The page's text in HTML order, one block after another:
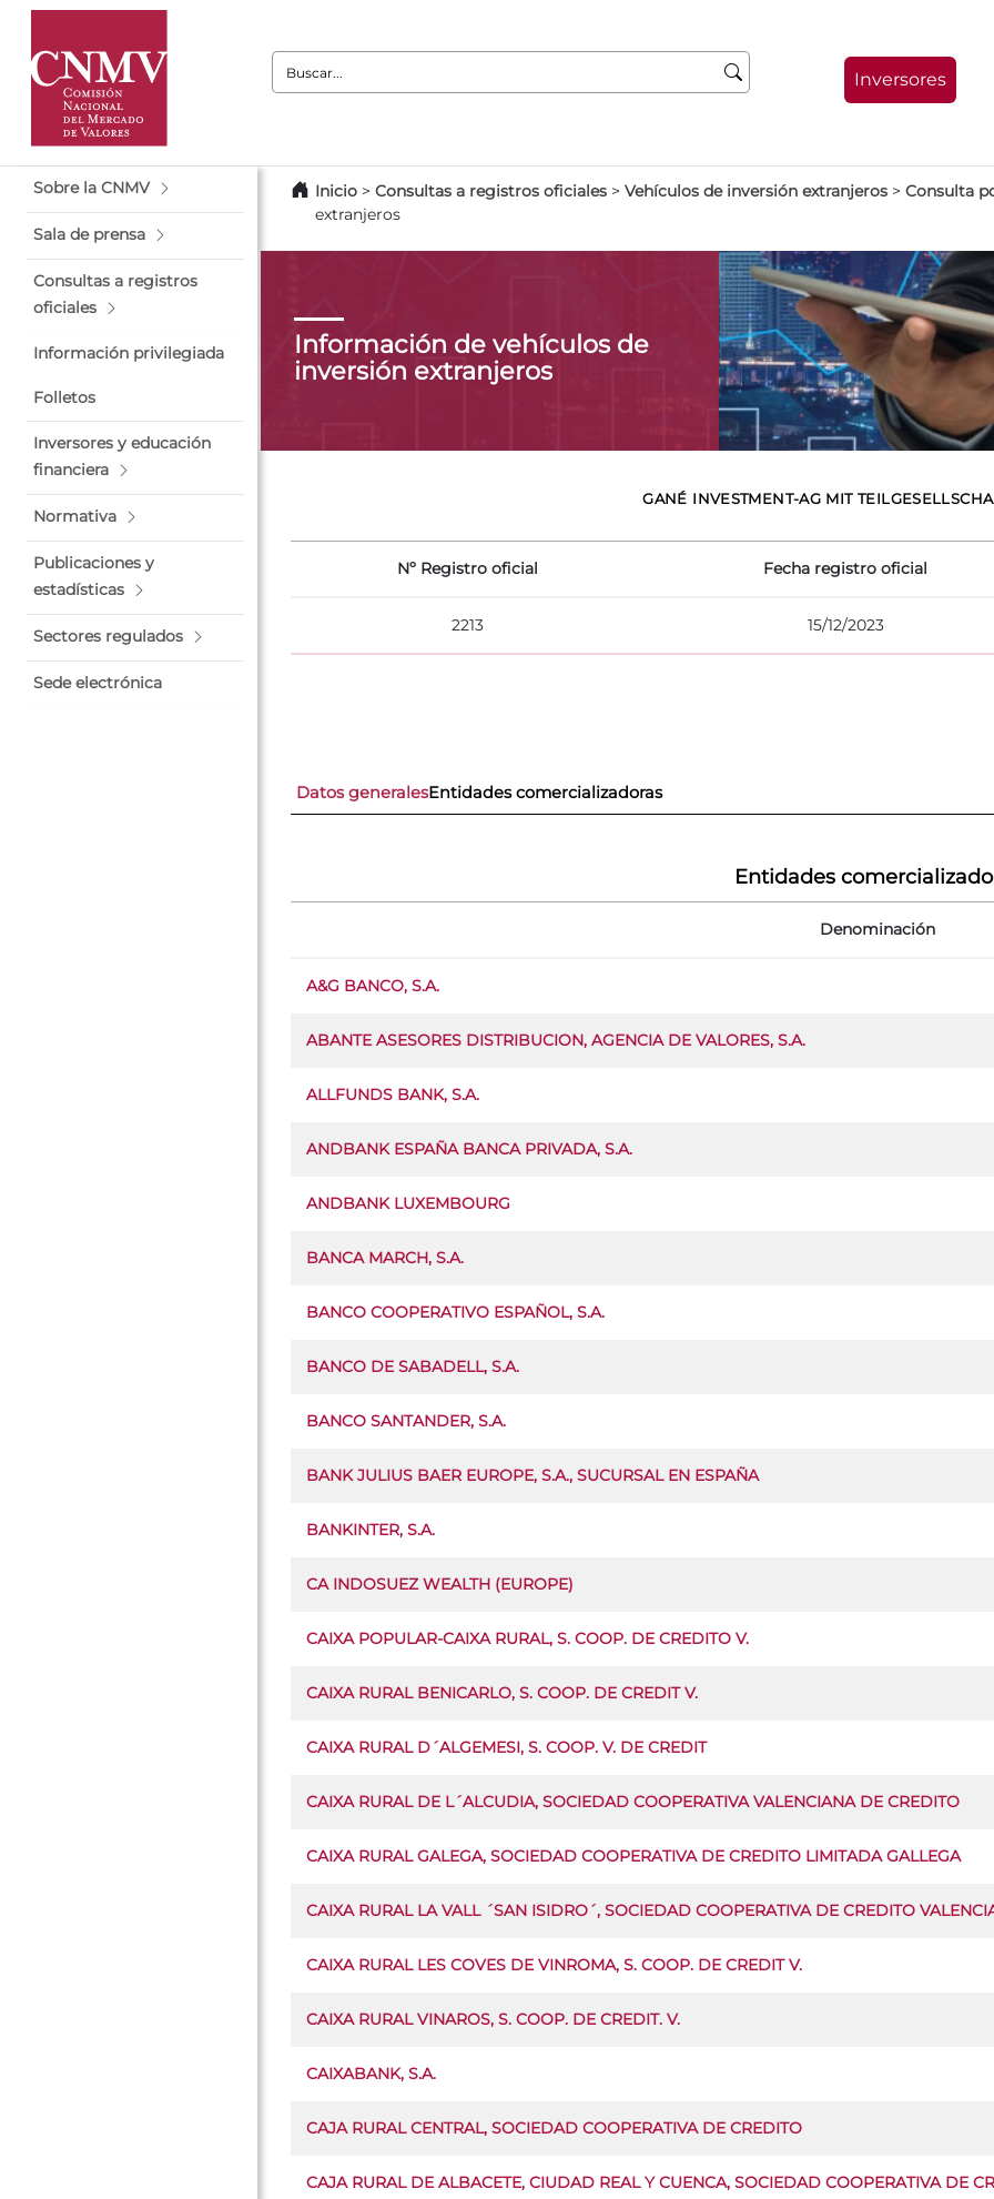
Buscar:
Inversores
Sobre la CNMV
Sala de prensa
Consultas a registros
oficiales
Información privilegiada
Folletos
Inversores y educación
financiera
Normativa
Publicaciones y
estadísticas
Sectores regulados
Sede electrónica
Inicio > Consultas a registros oficiales > Vehículos de inversión extranjeros > Consulta
extranjeros
Información de vehículos de
inversión extranjeros
GANÉ INVESTMENT-AG MIT
Nº Registro oficial Fecha registro oficial
2213 15/12/2023
Datos generalesEntidades comercializadoras
Entidades
Denominación
A&G BANCO, S.A.
ABANTE ASESORES DISTRIBUCION, AGENCIA DE VALORES, S.A.
ALLFUNDS BANK, S.A.
ANDBANK ESPAÑA BANCA PRIVADA, S.A.
ANDBANK LUXEMBOURG
BANCA MARCH, S.A.
BANCO COOPERATIVO ESPAÑOL, S.A.
BANCO DE SABADELL, S.A.
BANCO SANTANDER, S.A.
BANK JULIUS BAER EUROPE, S.A., SUCURSAL EN ESPAÑA
BANKINTER, S.A.
CA INDOSUEZ WEALTH (EUROPE)
CAIXA POPULAR-CAIXA RURAL, S. COOP. DE CREDITO V.
CAIXA RURAL BENICARLO, S. COOP. DE CREDIT V.
CAIXA RURAL D´ALGEMESI, S. COOP. V. DE CREDIT
CAIXA RURAL DE L´ALCUDIA, SOCIEDAD COOPERATIVA VALENCIANA DE CREDITO
CAIXA RURAL GALEGA, SOCIEDAD COOPERATIVA DE CREDITO LIMITADA GALLEGA
CAIXA RURAL LA VALL ´SAN ISIDRO´, SOCIEDAD COOPERATIVA DE CREDITO
CAIXA RURAL LES COVES DE VINROMA, S. COOP. DE CREDIT V.
CAIXA RURAL VINAROS, S. COOP. DE CREDIT. V.
CAIXABANK, S.A.
CAJA RURAL CENTRAL, SOCIEDAD COOPERATIVA DE CREDITO
CAJA RURAL DE ALBACETE, CIUDAD REAL Y CUENCA, SOCIEDAD COOPERATIVA DE